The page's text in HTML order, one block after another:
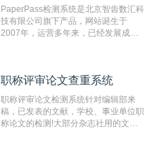
费用少，上手容易，是学生初次论文查
重的推荐系统。
PaperPass检测系统是北京智齿数汇科
技有限公司旗下产品，网站诞生于
2007年，运营多年来，已经发展成为
检测速度快、精度高，市场反映良好。
职称评审论文查重系统
职称评审论文检测系统针对编辑部来
稿，已发表的文献，学校、事业单位职
称论文的检测!大部分杂志社用的文献